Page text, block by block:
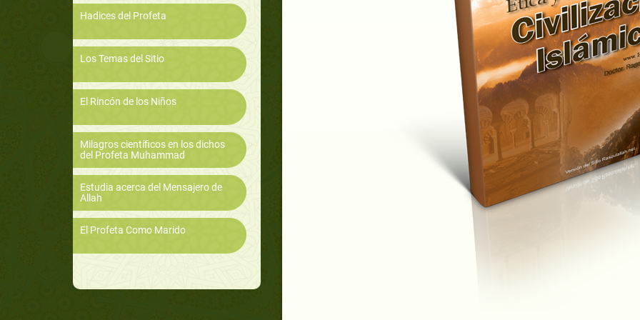
Hadices del Profeta
Los Temas del Sitio
El Rincón de los Niños
Milagros científicos en los dichos
del Profeta Muhammad
Estudia acerca del Mensajero de
Allah
El Profeta Como Marido